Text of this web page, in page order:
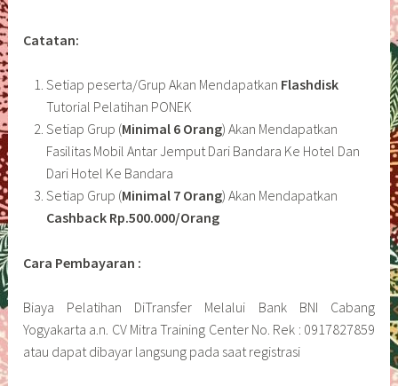
Catatan:
Setiap peserta/Grup Akan Mendapatkan Flashdisk
Tutorial Pelatihan PONEK
Setiap Grup (Minimal 6 Orang) Akan Mendapatkan
Fasilitas Mobil Antar Jemput Dari Bandara Ke Hotel Dan
Dari Hotel Ke Bandara
Setiap Grup (Minimal 7 Orang) Akan Mendapatkan
Cashback Rp.500.000/Orang
Cara Pembayaran :
Biaya Pelatihan DiTransfer Melalui Bank BNI Cabang
Yogyakarta a.n. CV Mitra Training Center No. Rek : 0917827859
atau dapat dibayar langsung pada saat registrasi